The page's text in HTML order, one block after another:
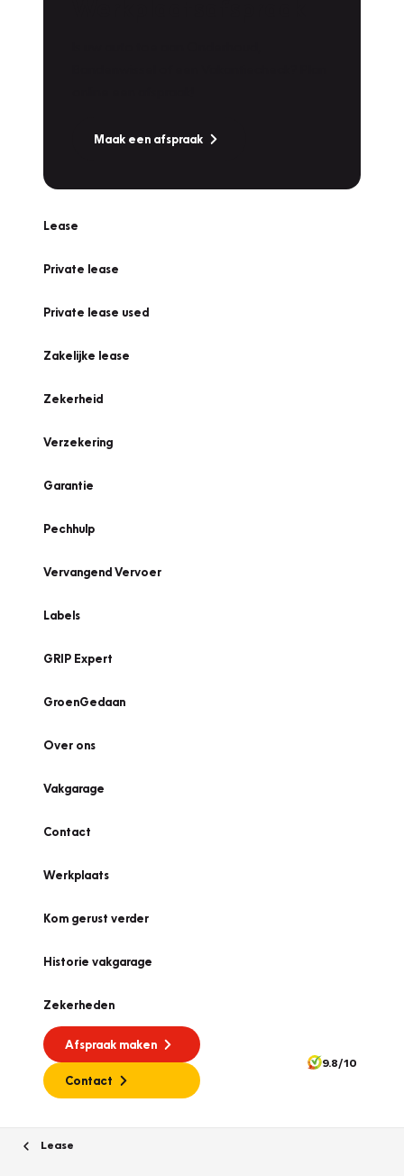
Maak een afspraak
Lease
Private lease
Private lease used
Zakelijke lease
Zekerheid
Verzekering
Garantie
Pechhulp
Vervangend Vervoer
Labels
GRIP Expert
GroenGedaan
Over ons
Vakgarage
Contact
Werkplaats
Kom gerust verder
Historie vakgarage
Zekerheden
Afspraak maken
Contact
9.8/10
Lease